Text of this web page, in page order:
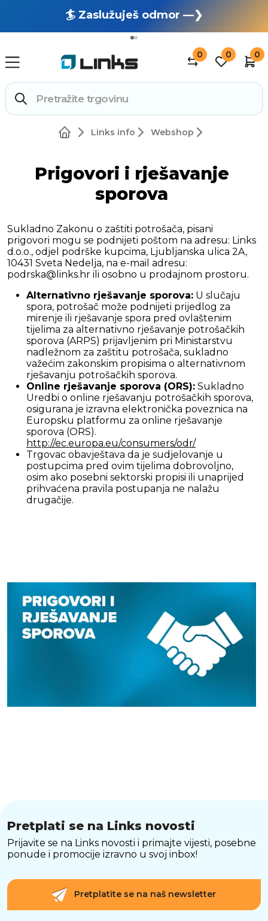
🏄 Zaslužuješ odmor —❯
🔥 OUTLET: TOTALNA RASPRODAJA —❯
0 0 0
Links info Webshop
Prigovori i rješavanje
sporova
Sukladno Zakonu o zaštiti potrošača, pisani
prigovori mogu se podnijeti poštom na adresu: Links
d.o.o., odjel podrške kupcima, Ljubljanska ulica 2A,
10431 Sveta Nedelja, na e-mail adresu:
podrska@links.hr ili osobno u prodajnom prostoru.
Alternativno rješavanje sporova: U slučaju
spora, potrošač može podnijeti prijedlog za
mirenje ili rješavanje spora pred ovlaštenim
tijelima za alternativno rješavanje potrošačkih
sporova (ARPS) prijavljenim pri Ministarstvu
nadležnom za zaštitu potrošača, sukladno
važećim zakonskim propisima o alternativnom
rješavanju potrošačkih sporova.
Online rješavanje sporova (ORS): Sukladno
Uredbi o online rješavanju potrošačkih sporova,
osigurana je izravna elektronička poveznica na
Europsku platformu za online rješavanje
sporova (ORS).
http://ec.europa.eu/consumers/odr/
Trgovac obavještava da je sudjelovanje u
postupcima pred ovim tijelima dobrovoljno,
osim ako posebni sektorski propisi ili unaprijed
prihvaćena pravila postupanja ne nalažu
drugačije.
Pretplati se na Links novosti
Prijavite se na Links novosti i primajte vijesti, posebne
ponude i promocije izravno u svoj inbox!
Pretplatite se na naš newsletter